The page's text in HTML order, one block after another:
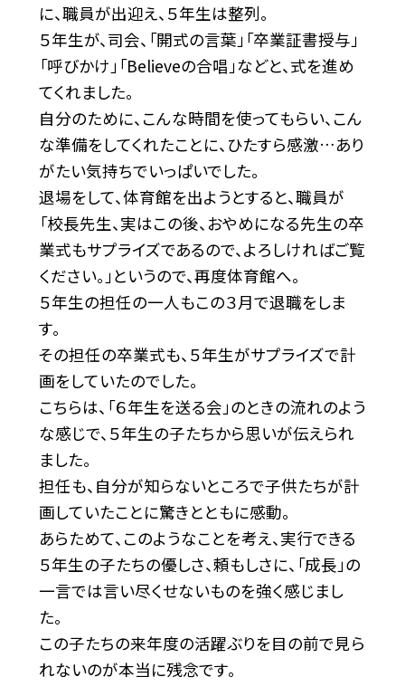
に、職員が出迎え、５年生は整列。
５年生が、司会、「開式の言葉」「卒業証書授与」
「呼びかけ」「Believeの合唱」などと、式を進め
てくれました。
自分のために、こんな時間を使ってもらい、こん
な準備をしてくれたことに、ひたすら感激…あり
がたい気持ちでいっぱいでした。
退場をして、体育館を出ようとすると、職員が
「校長先生、実はこの後、おやめになる先生の卒
業式もサプライズであるので、よろしければご覧
ください。」というので、再度体育館へ。
５年生の担任の一人もこの３月で退職をしま
す。
その担任の卒業式も、５年生がサプライズで計
画をしていたのでした。
こちらは、「６年生を送る会」のときの流れのよう
な感じで、５年生の子たちから思いが伝えられ
ました。
担任も、自分が知らないところで子供たちが計
画していたことに驚きとともに感動。
あらためて、このようなことを考え、実行できる
５年生の子たちの優しさ、頼もしさに、「成長」の
一言では言い尽くせないものを強く感じまし
た。
この子たちの来年度の活躍ぶりを目の前で見ら
れないのが本当に残念です。